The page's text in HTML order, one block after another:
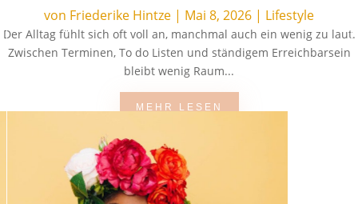
von Friederike Hintze | Mai 8, 2026 | Lifestyle
Der Alltag fühlt sich oft voll an, manchmal auch ein wenig zu laut.
Zwischen Terminen, To do Listen und ständigem Erreichbarsein
bleibt wenig Raum...
MEHR LESEN